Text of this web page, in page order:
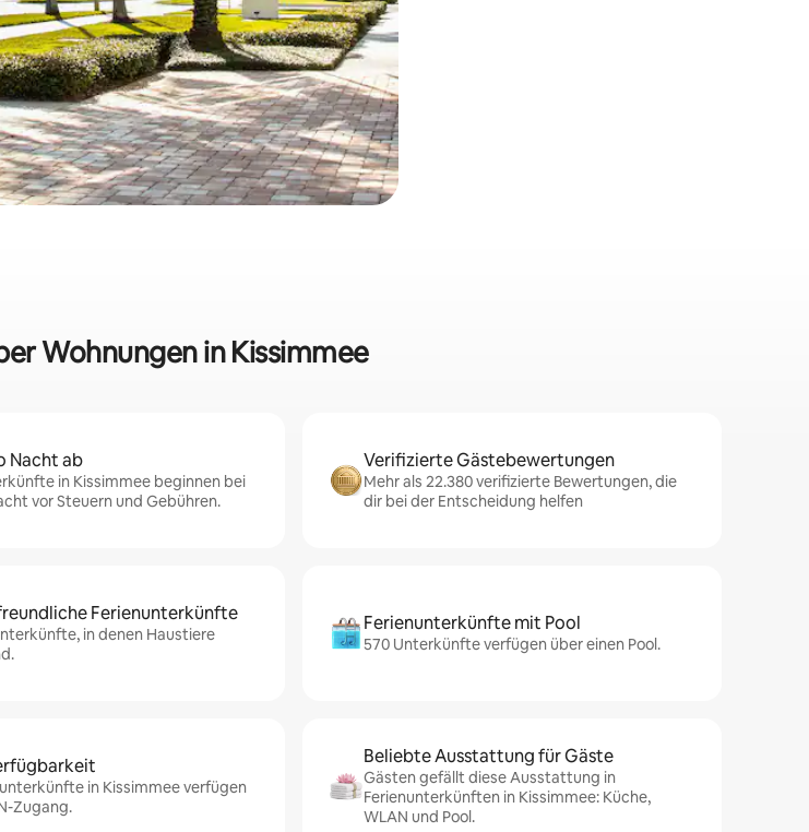
Wohnungen in Kissimmee
Nacht ab
in Kissimmee beginnen bei
vor Steuern und Gebühren.
Verifizierte Gästebewertungen
Mehr als 22.380 verifizierte Bewertungen, die
dir bei der Entscheidung helfen
Ferienunterkünfte
in denen Haustiere
Ferienunterkünfte mit Pool
570 Unterkünfte verfügen über einen Pool.
in Kissimmee verfügen
Zugang.
Beliebte Ausstattung für Gäste
Gästen gefällt diese Ausstattung in
Ferienunterkünften in Kissimmee: Küche,
WLAN und Pool.